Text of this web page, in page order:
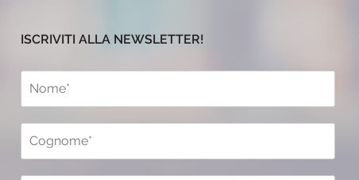
ISCRIVITI ALLA NEWSLETTER!